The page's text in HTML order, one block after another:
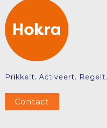
Prikkelt. Activeert. Regelt.
Contact